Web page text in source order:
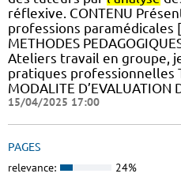
réflexive. CONTENU
professions paramédicales
METHODES
Ateliers travail en groupe,
pratiques professionnelles
MODALITE D’EVALUATION
15/04/2025 17:00
PAGES
relevance: 24%